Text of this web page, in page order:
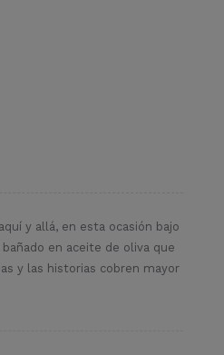
y allá, en esta ocasión bajo
en aceite de oliva que
y las historias cobren mayor